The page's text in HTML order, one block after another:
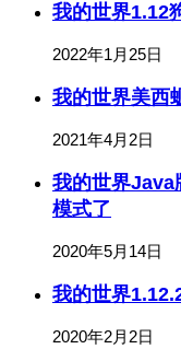
我的世界1.12
2022年1月25日
我的世界美西
2021年4月2日
我的世界Java
模式了
2020年5月14日
我的世界
2020年2月2日